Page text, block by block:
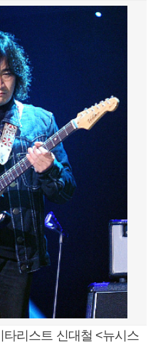
리스트 신대철 <뉴시스